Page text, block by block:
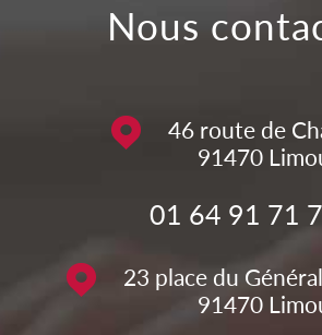
nous
46 route de
91470
01 64 91 71
23 place du
91470